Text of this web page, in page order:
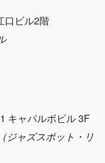
口ビル2階
キャパルボビル 3F
ジャズスポット・リ